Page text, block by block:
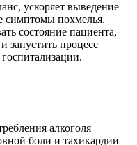
ускоряет выведение
симптомы похмелья.
состояние пациента,
запустить процесс
алкоголя
боли и тахикардии